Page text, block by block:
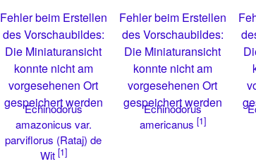
Fehler beim Erstellen
des Vorschaubildes:
Die Miniaturansicht
konnte nicht am
vorgesehenen Ort
gespeichert werden
Echinodorus
amazonicus var.
parviflorus (Rataj) de
Wit [1]
Fehler beim Erstellen
des Vorschaubildes:
Die Miniaturansicht
konnte nicht am
vorgesehenen Ort
gespeichert werden
Echinodorus
americanus [1]